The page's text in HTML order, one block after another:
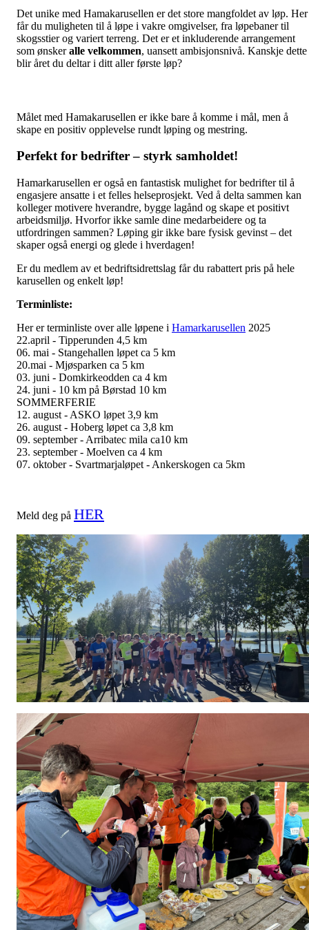
Det unike med Hamakarusellen er det store mangfoldet av løp. Her
får du muligheten til å løpe i vakre omgivelser, fra løpebaner til
skogsstier og variert terreng. Det er et inkluderende arrangement
som ønskeralle velkommen, uansett ambisjonsnivå. Kanskje dette
blir året du deltar i ditt aller første løp?
Målet med Hamakarusellen er ikke bare å komme i mål, men å
skape en positiv opplevelse rundt løping og mestring.
Perfekt for bedrifter – styrk samholdet!
Hamarkarusellen er også en fantastisk mulighet for bedrifter til å
engasjere ansatte i et felles helseprosjekt. Ved å delta sammen kan
kolleger motivere hverandre, bygge lagånd og skape et positivt
arbeidsmiljø. Hvorfor ikke samle dine medarbeidere og ta
utfordringen sammen? Løping gir ikke bare fysisk gevinst – det
skaper også energi og glede i hverdagen!
Er du medlem av et bedriftsidrettslag får du rabattert pris på hele
karusellen og enkelt løp!
Terminliste:
Her er terminliste over alle løpene i Hamarkarusellen 2025
22.april - Tipperunden 4,5 km
06. mai - Stangehallen løpet ca 5 km
20.mai - Mjøsparken ca 5 km
03. juni - Domkirkeodden ca 4 km
24. juni - 10 km på Børstad 10 km
SOMMERFERIE
12. august - ASKO løpet 3,9 km
26. august - Hoberg løpet ca 3,8 km
09. september - Arribatec mila ca10 km
23. september - Moelven ca 4 km
07. oktober - Svartmarjaløpet - Ankerskogen ca 5km
Meld deg på HER